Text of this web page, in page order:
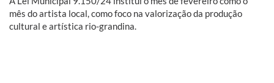
mês do artista local, como foco na valorização da produção
cultural e artística rio-grandina.